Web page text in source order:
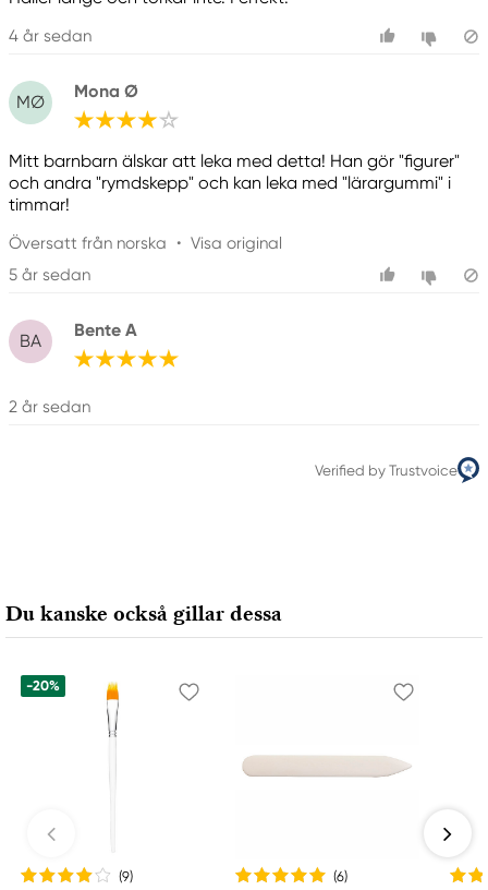
4 år sedan
MØ
Mona Ø
Mitt barnbarn älskar att leka med detta! Han gör "figurer"
och andra "rymdskepp" och kan leka med "lärargummi" i
timmar!
Översatt från norska • Visa original
5 år sedan
BA
Bente A
2 år sedan
Verified by Trustvoice
Du kanske också gillar dessa
-20%
(9)
(6)